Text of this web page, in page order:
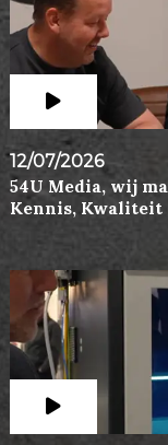
12/07/2026
54U Media, wij
Kennis, Kwaliteit